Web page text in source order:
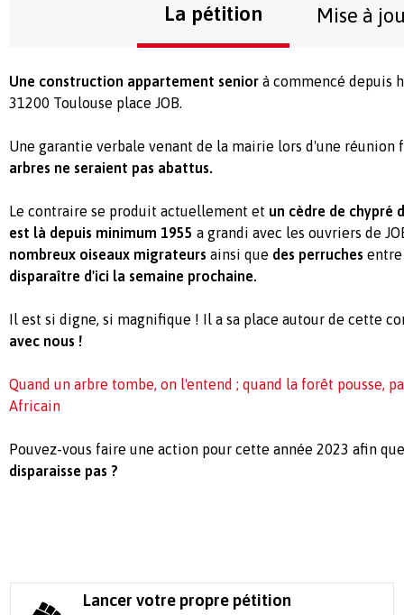
La pétition Mise à
Une construction appartement senior à commencé depuis
31200 Toulouse place JOB.
Une garantie verbale venant de la mairie lors d'une réunion
arbres ne seraient pas abattus.
Le contraire se produit actuellement et un cèdre de chypré
est là depuis minimum 1955 a grandi avec les ouvriers de
nombreux oiseaux migrateurs ainsi que des perruches
disparaître d'ici la semaine prochaine.
Il est si digne, si magnifique ! Il a sa place autour de cette
avec nous !
Quand un arbre tombe, on l'entend ; quand la forêt pousse,
Africain
Pouvez-vous faire une action pour cette année 2023 afin
disparaisse pas ?
Lancer votre propre pétition